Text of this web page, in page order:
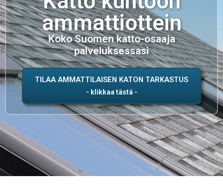
ammattiottein
Koko Suomen katto-osaaja
palveluksessasi
TILAA AMMATTILAISEN KATON TARKASTUS